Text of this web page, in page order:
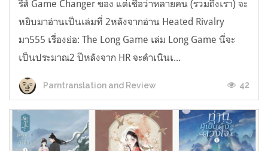
รีส์ Game Changer ของ แต่เชื่อว่าหลายคน (รวมถึงเรา) จะ
หยิบมาอ่านเป็นเล่มที่ 2หลังจากอ่าน Heated Rivalry
มา555 เรื่องย่อ: The Long Game เล่ม Long Game นี่จะ
เป็นประมาณ2 ปีหลังจาก HR จะดำเนินเ...
Parntranslation and Review 42